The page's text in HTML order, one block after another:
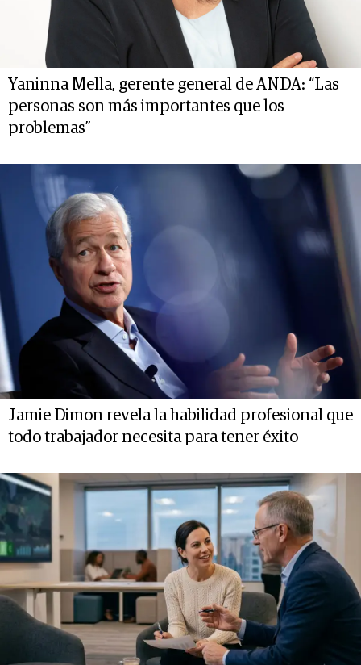
Yaninna Mella, gerente general de ANDA: “Las
personas son más importantes que los
problemas”
Jamie Dimon revela la habilidad profesional que
todo trabajador necesita para tener éxito